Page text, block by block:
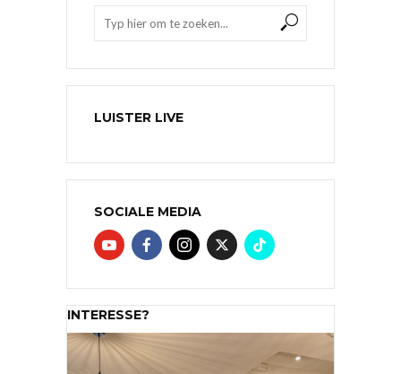
LUISTER LIVE
SOCIALE MEDIA
INTERESSE?